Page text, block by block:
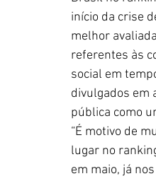
início da crise
melhor
referentes às
social em
divulgados em
pública como
“É motivo de
lugar no
em maio, já